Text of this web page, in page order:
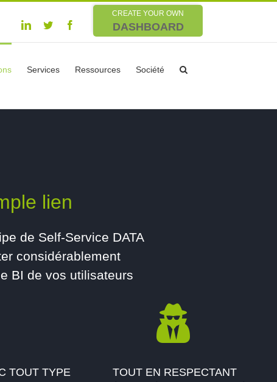
CREATE YOUR OWN
DASHBOARD
LinkedinTwitter
Services Ressources Société
lien
de Self-Service DATA
considérablement
BI de vos utilisateurs
TOUT TYPE
TOUT EN RESPECTANT